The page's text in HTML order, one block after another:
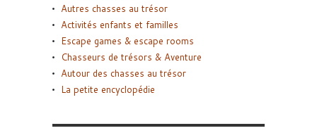
Autres chasses au trésor
Activités enfants et familles
Escape games & escape rooms
Chasseurs de trésors & Aventure
Autour des chasses au trésor
La petite encyclopédie